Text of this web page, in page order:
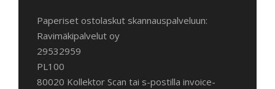
Paperiset ostolaskut skannauspalveluun:
Ravimäkipalvelut oy
29532959
PL100
80020 Kollektor Scan tai s-postilla invoice-